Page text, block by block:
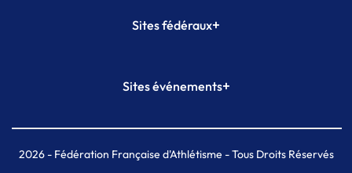
Sites fédéraux+
Plateforme Formation
Sites événements+
Meeting de Paris indoor
MAIF Ekiden de Paris
2026- Fédération Française d'Athlétisme - Tous Droits Réservés